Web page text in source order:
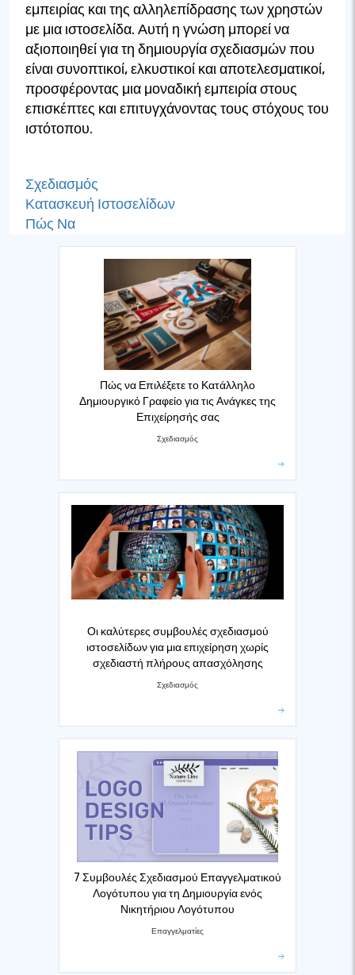
εμπειρίας και της αλληλεπίδρασης των χρηστών
με μια ιστοσελίδα. Αυτή η γνώση μπορεί να
αξιοποιηθεί για τη δημιουργία σχεδιασμών που
είναι συνοπτικοί, ελκυστικοί και αποτελεσματικοί,
προσφέροντας μια μοναδική εμπειρία στους
επισκέπτες και επιτυγχάνοντας τους στόχους του
ιστότοπου.
Σχεδιασμός
Κατασκευή Ιστοσελίδων
Πώς Να
Πώς να Επιλέξετε το Κατάλληλο
Δημιουργικό Γραφείο για τις Ανάγκες της
Επιχείρησής σας
Σχεδιασμός
Οι καλύτερες συμβουλές σχεδιασμού
ιστοσελίδων για μια επιχείρηση χωρίς
σχεδιαστή πλήρους απασχόλησης
Σχεδιασμός
7 Συμβουλές Σχεδιασμού Επαγγελματικού
Λογότυπου για τη Δημιουργία ενός
Νικητήριου Λογότυπου
Επαγγελματίες